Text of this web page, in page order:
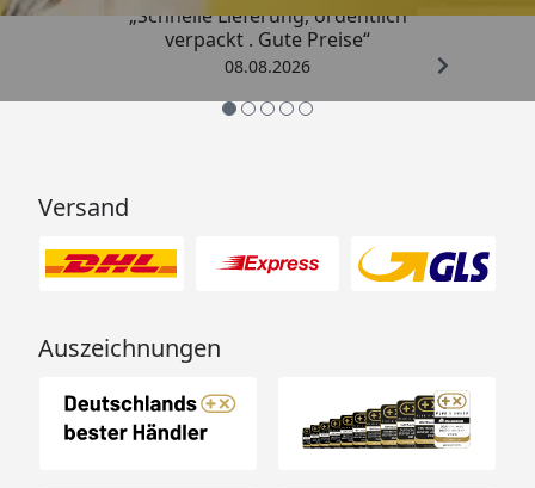
„Schnelle Lieferung, ordentlich
verpackt . Gute Preise“
08.08.2026
Versand
Auszeichnungen